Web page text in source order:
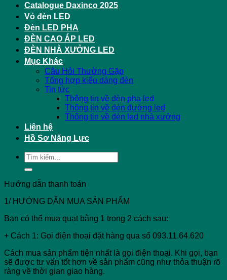
Catalogue Daxinco 2025
Vỏ đèn LED
Đèn LED PHA
ĐÈN CAO ÁP LED
ĐÈN NHÀ XƯỞNG LED
Mục Khác
Câu Hỏi Thường Gặp
Tổng hợp kiểu dáng đèn
Tin tức
Thông tin về đèn pha led
Thông tin về đèn đường led
Thông tin về đèn led nhà xưởng
Liên hệ
Hồ Sơ Năng Lực
Tìm
kiếm:
Hướng dẫn thanh toán
1/ HƯỚNG DẪN MUA SẢN PHẨM
Bạn có thể mua quạt bằng 1 trong 2 cách sau:
+ Cách 1: Gọi điện thoại đặt hàng qua số 093.11.64.620
Cách mua sản phẩm tiện nhất là gọi điện thoại. Khi gọi, bạn
sẽ được tư vấn tốt hơn về sản phẩm cũng như thỏa thuận rõ
ràng về thời gian giao hàng.